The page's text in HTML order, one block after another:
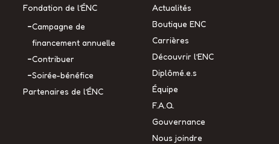
Fondation de l’ÉNC
Campagne de
financement annuelle
Contribuer
Soirée-bénéfice
Partenaires de l’ÉNC
Actualités
Boutique ENC
Carrières
Découvrir l’ENC
Diplômé.e.s
Équipe
F.A.Q.
Gouvernance
Nous joindre